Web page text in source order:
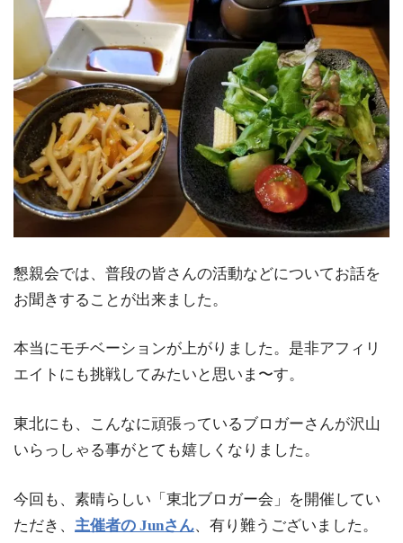
懇親会では、普段の皆さんの活動などについてお話を
お聞きすることが出来ました。
本当にモチベーションが上がりました。是非アフィリ
エイトにも挑戦してみたいと思いま〜す。
東北にも、こんなに頑張っているブロガーさんが沢山
いらっしゃる事がとても嬉しくなりました。
今回も、素晴らしい「東北ブロガー会」を開催してい
ただき、 主催者の Junさん、有り難うございました。